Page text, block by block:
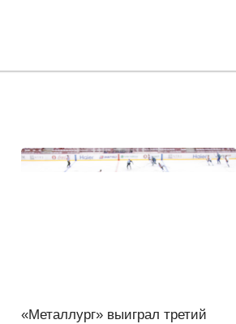
«Металлург» выиграл третий